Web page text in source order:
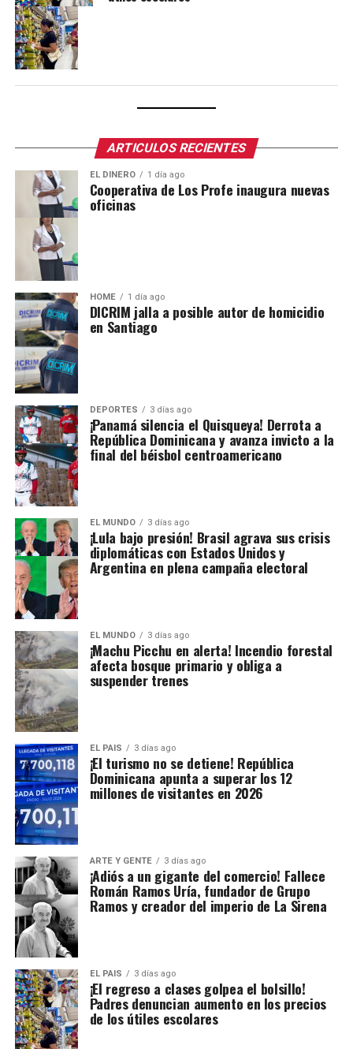
ARTICULOS RECIENTES
EL DINERO 1 día ago
Cooperativa de Los Profe inaugura nuevas
oficinas
HOME 1 día ago
DICRIM jalla a posible autor de homicidio
en Santiago
DEPORTES 3 días ago
¡Panamá silencia el Quisqueya! Derrota a
República Dominicana y avanza invicto a la
final del béisbol centroamericano
EL MUNDO 3 días ago
¡Lula bajo presión! Brasil agrava sus crisis
diplomáticas con Estados Unidos y
Argentina en plena campaña electoral
EL MUNDO 3 días ago
¡Machu Picchu en alerta! Incendio forestal
afecta bosque primario y obliga a
suspender trenes
EL PAIS 3 días ago
¡El turismo no se detiene! República
Dominicana apunta a superar los 12
millones de visitantes en 2026
ARTE Y GENTE 3 días ago
¡Adiós a un gigante del comercio! Fallece
Román Ramos Uría, fundador de Grupo
Ramos y creador del imperio de La Sirena
EL PAIS 3 días ago
¡El regreso a clases golpea el bolsillo!
Padres denuncian aumento en los precios
de los útiles escolares